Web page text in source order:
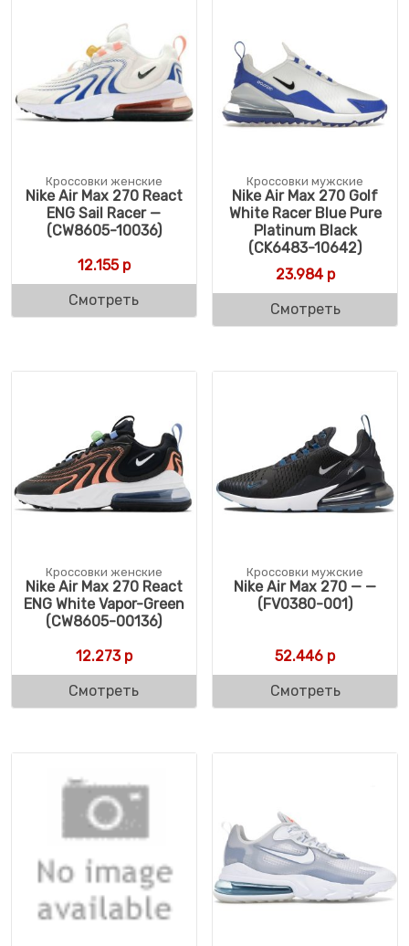
Кроссовки женские
Nike Air Max 270 React
ENG Sail Racer —
(CW8605-10036)
12.155р
Смотреть
Кроссовки мужские
Nike Air Max 270 Golf
White Racer Blue Pure
Platinum Black
(CK6483-10642)
23.984р
Смотреть
Кроссовки женские
Nike Air Max 270 React
ENG White Vapor-Green
(CW8605-00136)
12.273р
Смотреть
Кроссовки мужские
Nike Air Max 270 — —
(FV0380-001)
52.446 р
Смотреть